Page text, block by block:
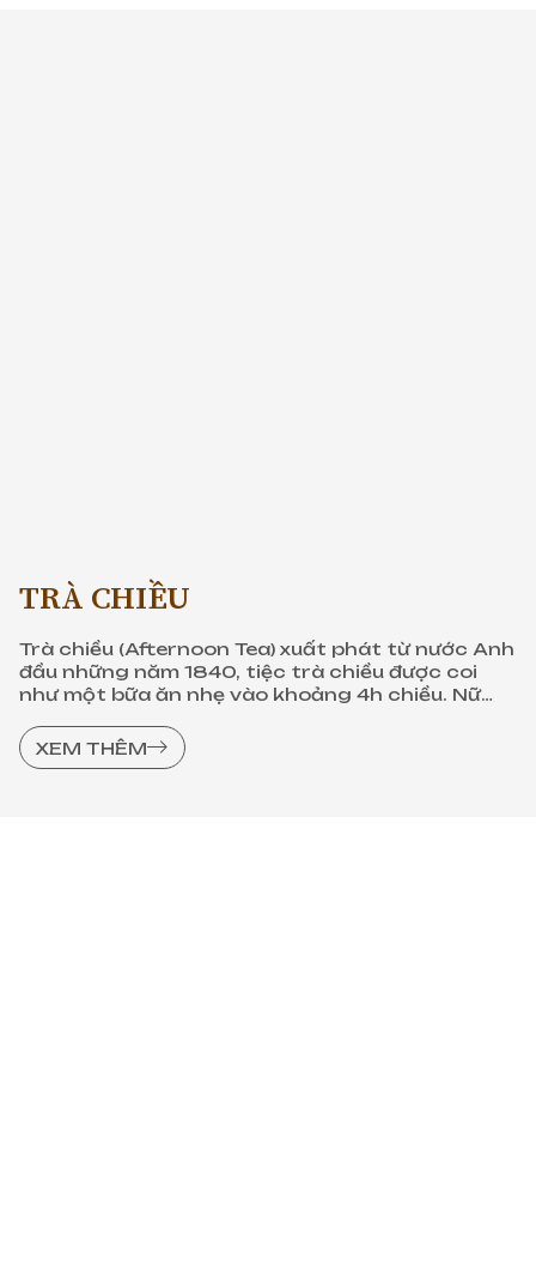
TRÀ CHIỀU
Trà chiều (Afternoon Tea) xuất phát từ nước Anh
đầu những năm 1840, tiệc trà chiều được coi
như một bữa ăn nhẹ vào khoảng 4h chiều. Nữ
được coi như người đầu tiên tạo nên văn hóa trà
chiều Anh Quốc.
XEM THÊM